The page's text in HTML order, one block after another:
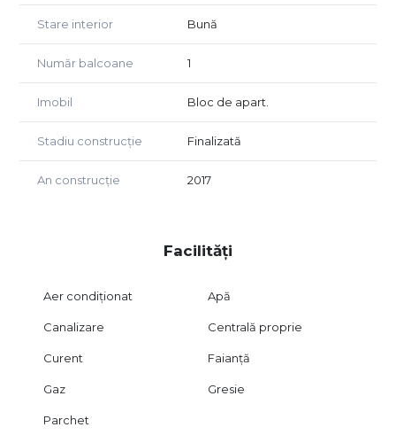
Stare interior Bună
Număr balcoane 1
Imobil Bloc de apart.
Stadiu construcție Finalizată
An construcție 2017
Facilități
Aer condiționat Apă
Canalizare Centrală proprie
Curent Faianță
Gaz Gresie
Parchet